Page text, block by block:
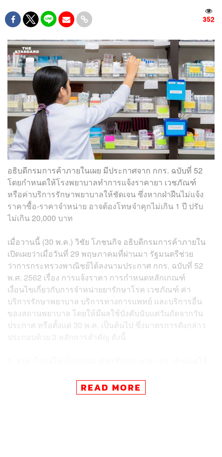
352
อธิบดีกรมการค้าภายในเผย มีประกาศจาก กกร. ฉบับที่ 52
โดยกำหนดให้โรงพยาบาลทำการแจ้งราคายา เวชภัณฑ์
หรือค่าบริการรักษาพยาบาลให้ชัดเจน ซึ่งหากฝ่าฝืนไม่แจ้ง
ราคาซื้อ-ราคาจำหน่าย อาจต้องโทษจำคุกไม่เกิน 1 ปี ปรับ
ไม่เกิน 20,000 บาท
เมื่อวานนี้ (30 พ.ค.) วิชัย โภชนกิจ อธิบดีกรมการค้าภายใน
เปิดเผยว่าเมื่อวันที่ 29 พฤษภาคมที่ผ่านมา รัฐมนตรีช่วย
ว่าการกระทรวงพาณิชย์ได้ลงนามประกาศ กกร. ฉบับที่ 52
พ.ศ. 2562 เรื่อง การแจ้งราคา การกำหนดหลักเกณฑ์
เงื่อนไขเกี่ยวกับการจำหน่ายยารักษาโรค เวชภัณฑ์ ค่า
บริการรักษาพยาบาล บริการทางการแพทย์ และบริการอื่น
ของสถานพยาบาล โดยให้มีผลใช้บังคับนับแต่วันถัดจากวัน
ประกาศ หรือตั้งแต่ 30 พ.ค. เป็นต้นไป ซึ่งมาตรการดังกล่าว
ประกอบด้วย 3 หลักการสำคัญ ดังนี้
ราคาซื้อ-ราคาจำหน่ายยา เวชภัณฑ์ ค่าบริการฯ ตาม
รายการที่อยู่ในบัญชีเจ็บป่วยฉุกเฉินวิกฤต มีสิทธิทุกที่
READ MORE